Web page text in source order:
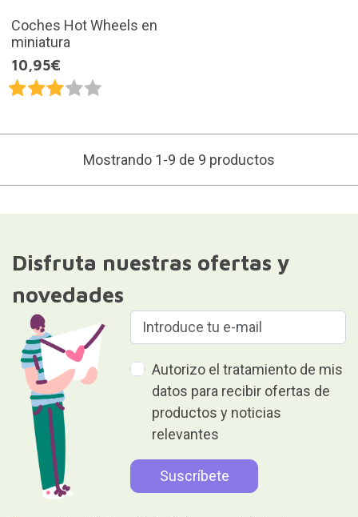
Coches Hot Wheels en
miniatura
10,95€
Mostrando 1-9 de 9 productos
Disfruta nuestras ofertas y
novedades
Autorizo el tratamiento de mis
datos para recibir ofertas de
productos y noticias
relevantes